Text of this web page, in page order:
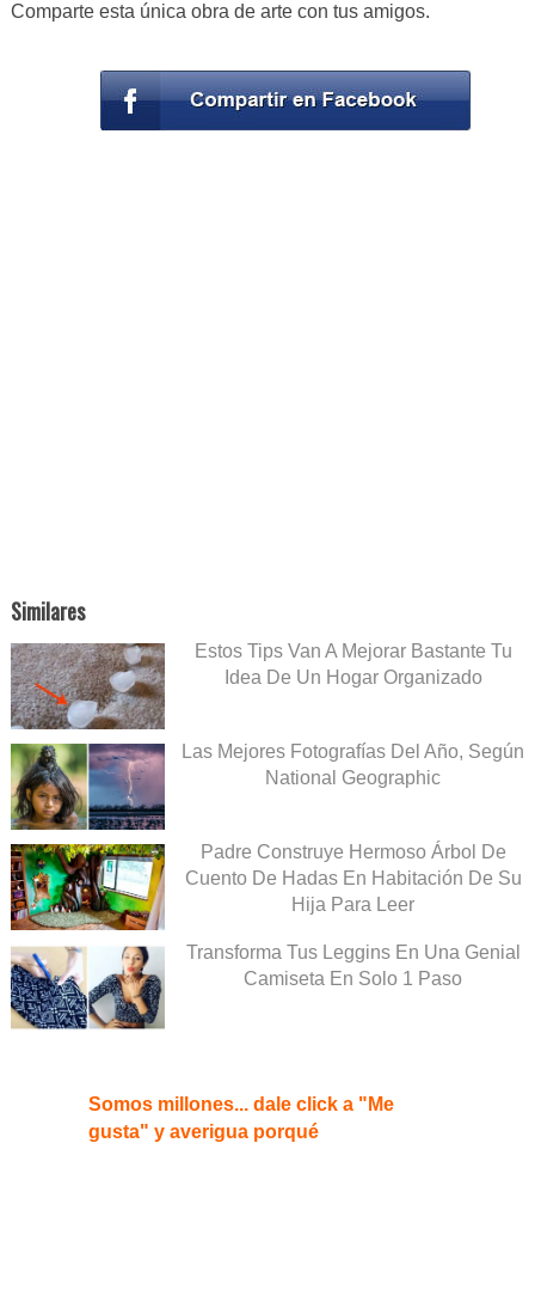
Comparte esta única obra de arte con tus amigos.
Similares
Estos Tips Van A Mejorar Bastante Tu
Idea De Un Hogar Organizado
Las Mejores Fotografías Del Año, Según
National Geographic
Padre Construye Hermoso Árbol De
Cuento De Hadas En Habitación De Su
Hija Para Leer
Transforma Tus Leggins En Una Genial
Camiseta En Solo 1 Paso
Somos millones... dale click a "Me
gusta" y averigua porqué